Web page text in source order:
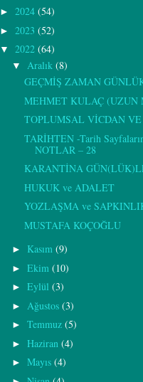
► 2024 (54)
► 2023 (52)
▼ 2022 (64)
▼ Aralık (8)
GEÇMİŞ ZAMAN
MEHMET KULAÇ (UZUN
TOPLUMSAL VİCDAN
TARİHTEN -Tarih
NOTLAR – 28
KARANTİNA
HUKUK ve ADALET
YOZLAŞMA ve
MUSTAFA KOÇOĞLU
► Kasım (9)
► Ekim (10)
► Eylül (3)
► Ağustos (3)
► Temmuz (5)
► Haziran (4)
► Mayıs (4)